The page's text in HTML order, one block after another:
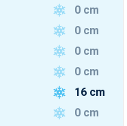
0 cm
0 cm
0 cm
0 cm
16 cm
0 cm